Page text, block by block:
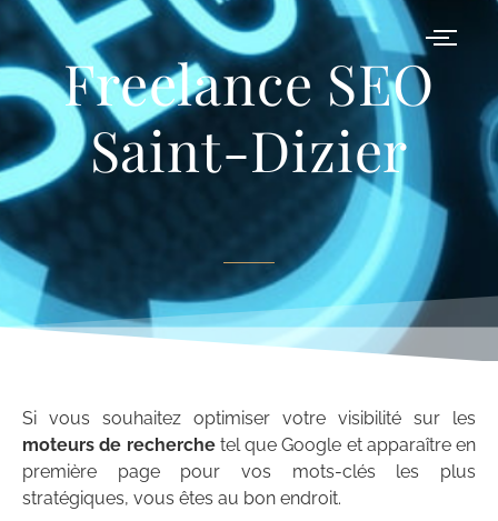
Freelance SEO Saint-
Dizier – Référencement
Naturel
Freelance SEO
Saint-Dizier
Si vous souhaitez optimiser votre visibilité sur les
moteurs de recherchetel que Google et apparaître en
première page pour vos mots-clés les plus
stratégiques, vous êtes au bon endroit.